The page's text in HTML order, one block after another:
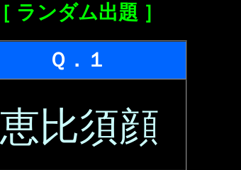
［ ランダム出題 ］
Ｑ．１
恵比須顔